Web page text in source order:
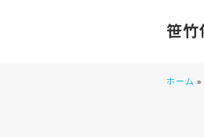
笹竹
ホーム »